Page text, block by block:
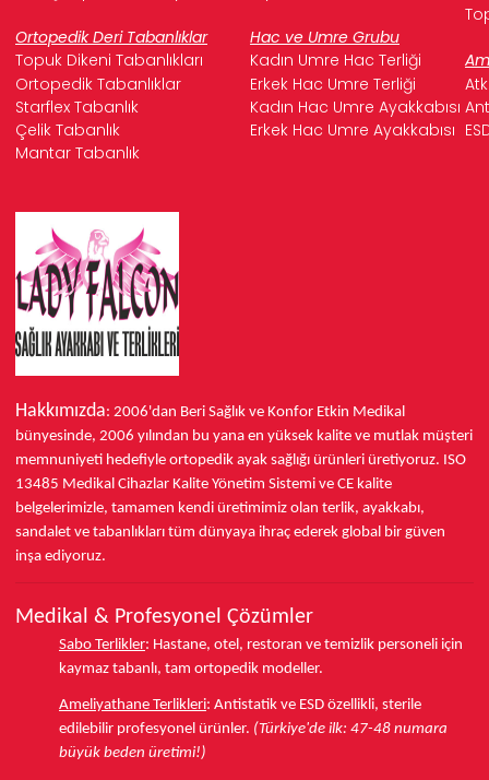
Ortopedik Deri Tabanlıklar
Hac ve Umre Grubu
Topuk Dikeni Tabanlıkları
Kadın Umre Hac Terliği
Ortopedik Tabanlıklar
Erkek Hac Umre Terliği
Starflex Tabanlık
Kadın Hac Umre Ayakkabısı
Çelik Tabanlık
Erkek Hac Umre Ayakkabısı
Mantar Tabanlık
Hakkımızda: 2006'dan Beri Sağlık ve Konfor Etkin Medikal
bünyesinde, 2006 yılından bu yana en yüksek kalite ve mutlak müşteri
memnuniyeti hedefiyle ortopedik ayak sağlığı ürünleri üretiyoruz. ISO
13485 Medikal Cihazlar Kalite Yönetim Sistemi ve CE kalite
belgelerimizle, tamamen kendi üretimimiz olan terlik, ayakkabı,
sandalet ve tabanlıkları tüm dünyaya ihraç ederek global bir güven
inşa ediyoruz.
Medikal & Profesyonel Çözümler
Sabo Terlikler: Hastane, otel, restoran ve temizlik personeli için
kaymaz tabanlı, tam ortopedik modeller.
Ameliyathane Terlikleri: Antistatik ve ESD özellikli, sterile
edilebilir profesyonel ürünler. (Türkiye'de ilk: 47-48 numara
büyük beden üretimi!)